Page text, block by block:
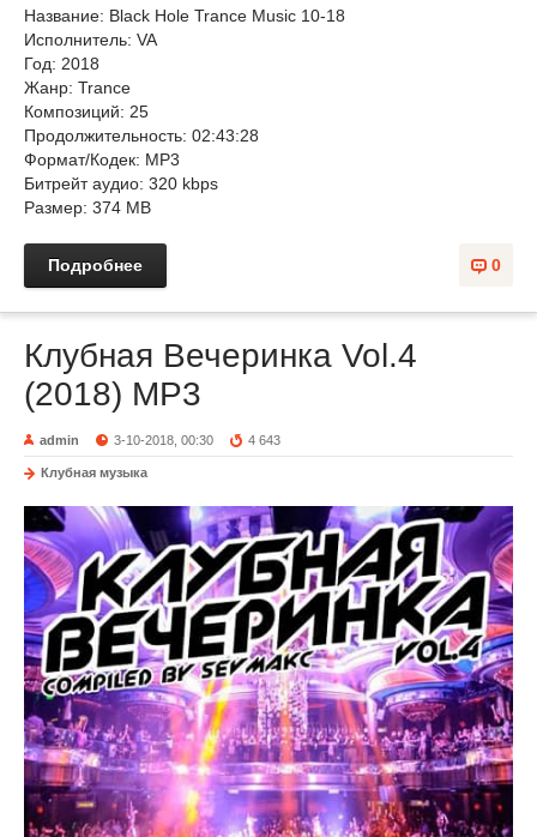
Название: Black Hole Trance Music 10-18
Исполнитель: VA
Год: 2018
Жанр: Trance
Композиций: 25
Продолжительность: 02:43:28
Формат/Кодек: MP3
Битрейт аудио: 320 kbps
Размер: 374 MB
0
Подробнее
Клубная Вечеринка Vol.4
(2018) MP3
admin 3-10-2018, 00:30 4 643
Клубная музыка